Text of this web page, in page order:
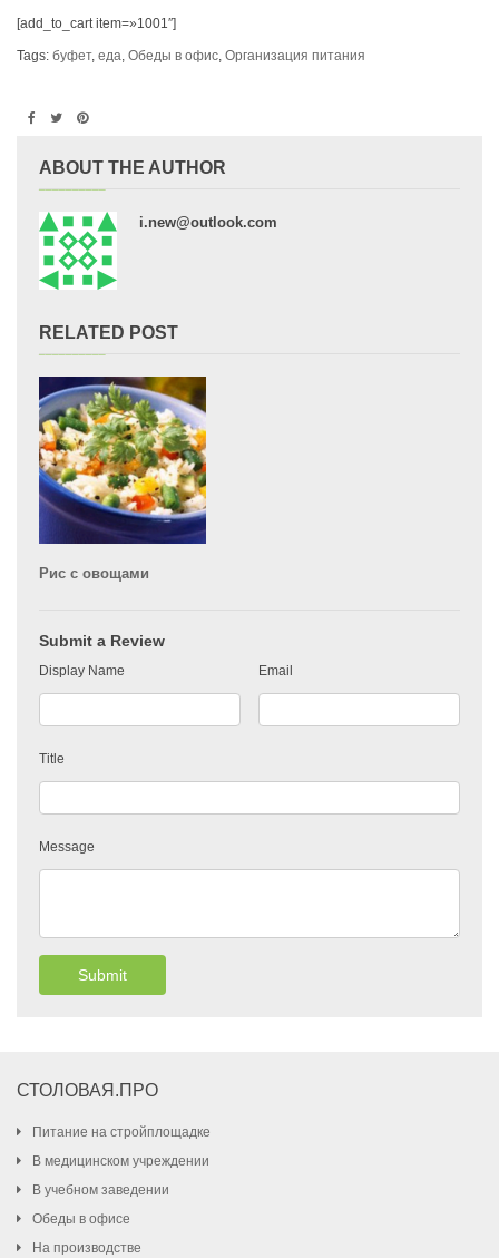
[add_to_cart item=»1001″]
Tags: буфет, еда, Обеды в офис, Организация питания
ABOUT THE AUTHOR
i.new@outlook.com
RELATED POST
Рис с овощами
Submit a Review
Display Name Email
Title
Message
Submit
СТОЛОВАЯ.ПРО
Питание на стройплощадке
В медицинском учреждении
В учебном заведении
Обеды в офисе
На производстве